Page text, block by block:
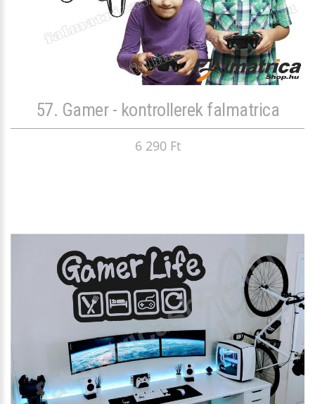
57. Gamer - kontrollerek falmatrica
6 290 Ft